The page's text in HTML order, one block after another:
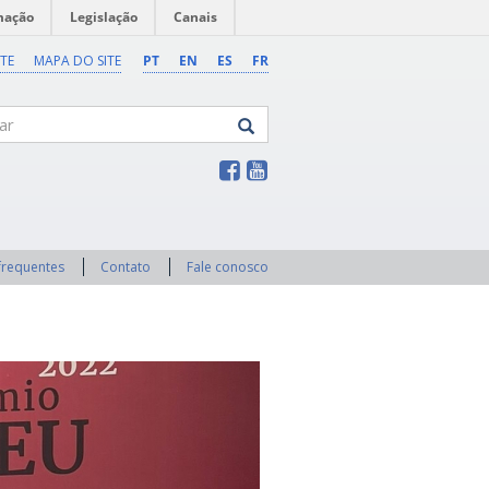
Legislação Canais
PT EN ES FR
MAPA DO SITE
Contato Fale conosco